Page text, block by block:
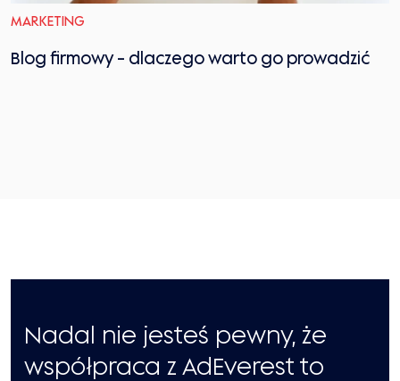
MARKETING
Blog firmowy - dlaczego warto go prowadzić
Nadal nie jesteś pewny, że
współpraca z AdEverest to